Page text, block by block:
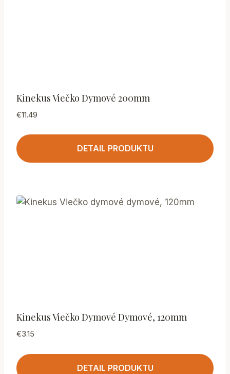
Kinekus Viečko Dymové 200mm
€11.49
DETAIL PRODUKTU
Kinekus Viečko Dymové Dymové, 120mm
€3.15
DETAIL PRODUKTU